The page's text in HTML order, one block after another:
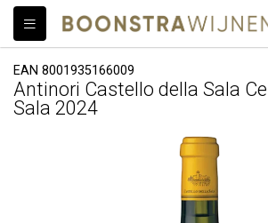
EAN 8001935166009
Antinori Castello della Sala
Sala 2024